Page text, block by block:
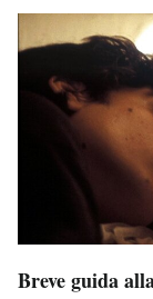
Breve guida